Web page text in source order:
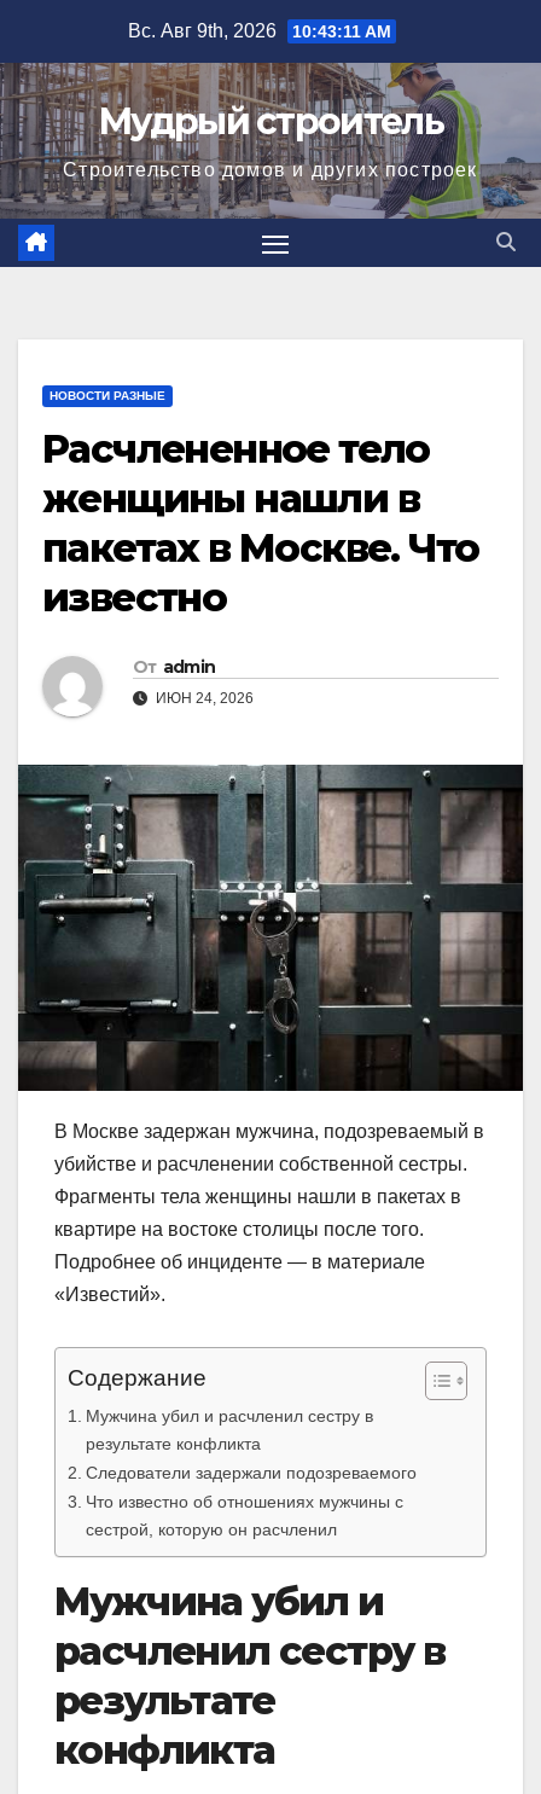
содержимому
Вс. Авг 9th, 2026 10:43:12 AM
Мудрый строитель
Строительство домов и других построек
НОВОСТИ РАЗНЫЕ
Расчлененное тело
женщины нашли в
пакетах в Москве. Что
известно
От admin
ИЮН 24, 2026
В Москве задержан мужчина, подозреваемый в
убийстве и расчленении собственной сестры.
Фрагменты тела женщины нашли в пакетах в
квартире на востоке столицы после того.
Подробнее об инциденте — в материале
«Известий».
Содержание
Мужчина убил и расчленил сестру в
результате конфликта
Следователи задержали подозреваемого
Что известно об отношениях мужчины с
сестрой, которую он расчленил
Мужчина убил и
расчленил сестру в
результате
конфликта